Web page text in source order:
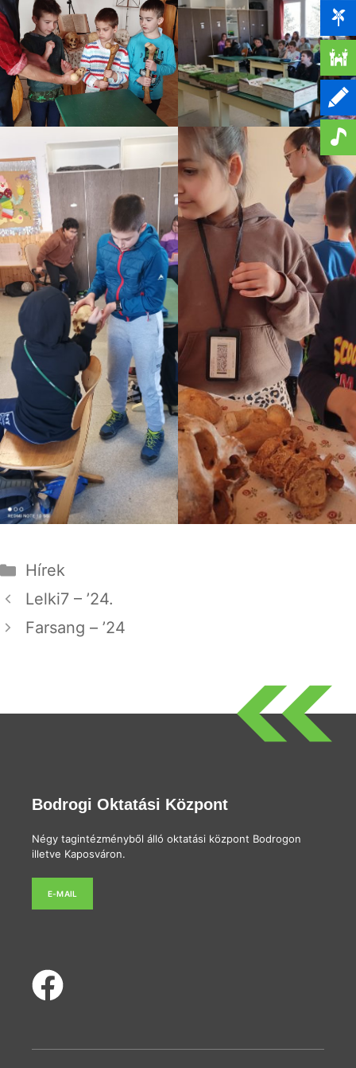
Kategória
Hírek
Lelki7 – ’24.
Farsang – ’24
Bodrogi Oktatási Központ
Négy tagintézményből álló oktatási központ Bodrogon
illetve Kaposváron.
E-MAIL